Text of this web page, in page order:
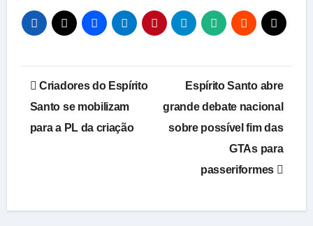
Navegação
de
Post
Criadores do Espírito
Santo se mobilizam
para a PL da criação
Espírito Santo abre
grande debate nacional
sobre possível fim das
GTAs para
passeriformes